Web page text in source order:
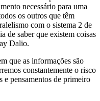
necessário para uma
os outros que têm
com o sistema 2 de
de saber que existem coisas
Dalio.
que as informações são
constantemente o risco
e pensamentos de primeiro